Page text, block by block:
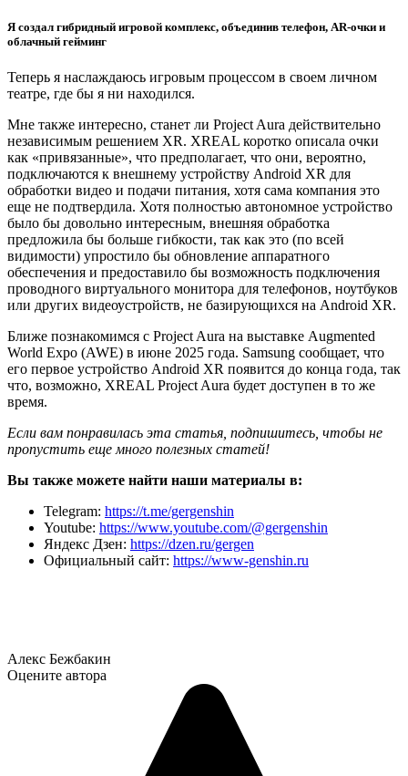
Я создал гибридный игровой комплекс, объединив телефон, AR-очки и
облачный гейминг
Теперь я наслаждаюсь игровым процессом в своем личном
театре, где бы я ни находился.
Мне также интересно, станет ли Project Aura действительно
независимым решением XR. XREAL коротко описала очки
как «привязанные», что предполагает, что они, вероятно,
подключаются к внешнему устройству Android XR для
обработки видео и подачи питания, хотя сама компания это
еще не подтвердила. Хотя полностью автономное устройство
было бы довольно интересным, внешняя обработка
предложила бы больше гибкости, так как это (по всей
видимости) упростило бы обновление аппаратного
обеспечения и предоставило бы возможность подключения
проводного виртуального монитора для телефонов, ноутбуков
или других видеоустройств, не базирующихся на Android XR.
Ближе познакомимся с Project Aura на выставке Augmented
World Expo (AWE) в июне 2025 года. Samsung сообщает, что
его первое устройство Android XR появится до конца года, так
что, возможно, XREAL Project Aura будет доступен в то же
время.
Если вам понравилась эта статья, подпишитесь, чтобы не
пропустить еще много полезных статей!
Вы также можете найти наши материалы в:
Telegram: https://t.me/gergenshin
Youtube: https://www.youtube.com/@gergenshin
Яндекс Дзен: https://dzen.ru/gergen
Официальный сайт: https://www-genshin.ru
Алекс Бежбакин
Оцените автора